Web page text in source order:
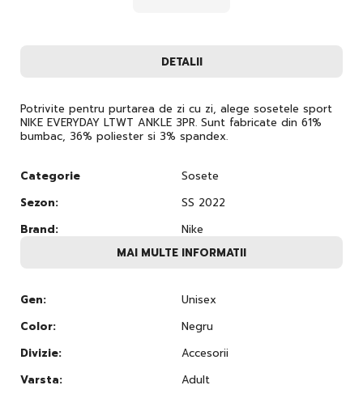
DETALII
Potrivite pentru purtarea de zi cu zi, alege sosetele sport
NIKE EVERYDAY LTWT ANKLE 3PR. Sunt fabricate din 61%
bumbac, 36% poliester si 3% spandex.
Categorie
Sosete
Sezon:
SS 2022
Brand:
Nike
MAI MULTE INFORMATII
Gen:
Unisex
Color:
Negru
Divizie:
Accesorii
Varsta:
Adult